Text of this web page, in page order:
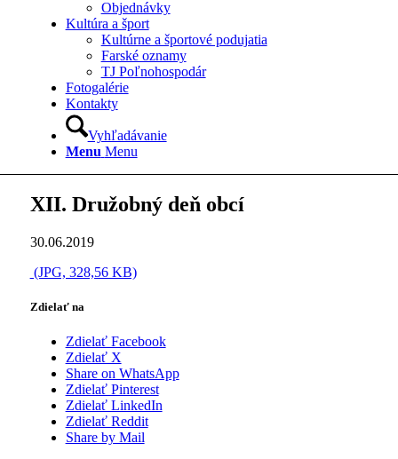
Objednávky
Kultúra a šport
Kultúrne a športové podujatia
Farské oznamy
TJ Poľnohospodár
Fotogalérie
Kontakty
Vyhľadávanie
Menu Menu
XII. Družobný deň obcí
30.06.2019
(JPG, 328,56 KB)
Zdielať na
Zdielať Facebook
Zdielať X
Share on WhatsApp
Zdielať Pinterest
Zdielať LinkedIn
Zdielať Reddit
Share by Mail